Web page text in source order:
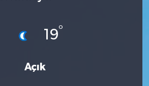
19°
Açık